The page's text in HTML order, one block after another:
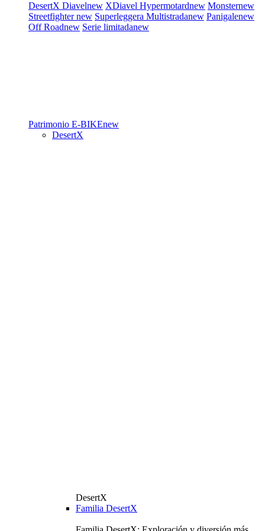
DesertX Diavelnew XDiavel Hypermotardnew Monsternew
Streetfighternew Superleggera Multistradanew Panigalenew
Off Roadnew Serie limitadanew
Patrimonio E-BIKEnew
DesertX
DesertX
Familia DesertX